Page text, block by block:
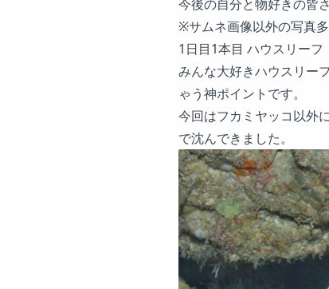
今後の自分と物好きの皆
※サムネ画像以外の写真
1日目1本目 ハウスリーフ
みんな大好きハウスリー
ゃう神ポイントです。
今回はフカミヤッコ以外
で沈んできました。